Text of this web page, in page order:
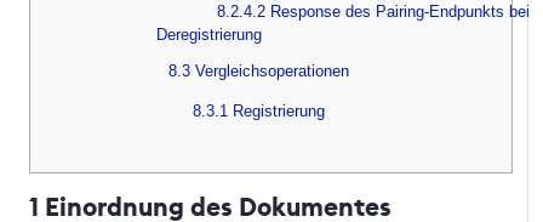
8.2.4.2 Response des Pairing-Endpunkts bei
Deregistrierung
8.3 Vergleichsoperationen
8.3.1 Registrierung
1 Einordnung des Dokumentes